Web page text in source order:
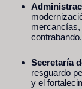
contrabando.
Secretaría
resguardo
y el